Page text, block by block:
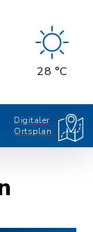
28 °C
Digitaler
Ortsplan